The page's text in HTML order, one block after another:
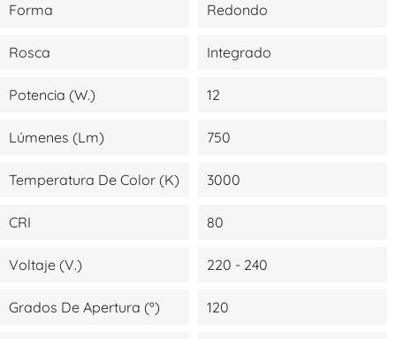
Forma Redondo
Rosca Integrado
Potencia (W.) 12
Lúmenes (lm) 750
Temperatura De Color (K) 3000
CRI 80
Voltaje (V.) 220 - 240
Grados De Apertura (º) 120